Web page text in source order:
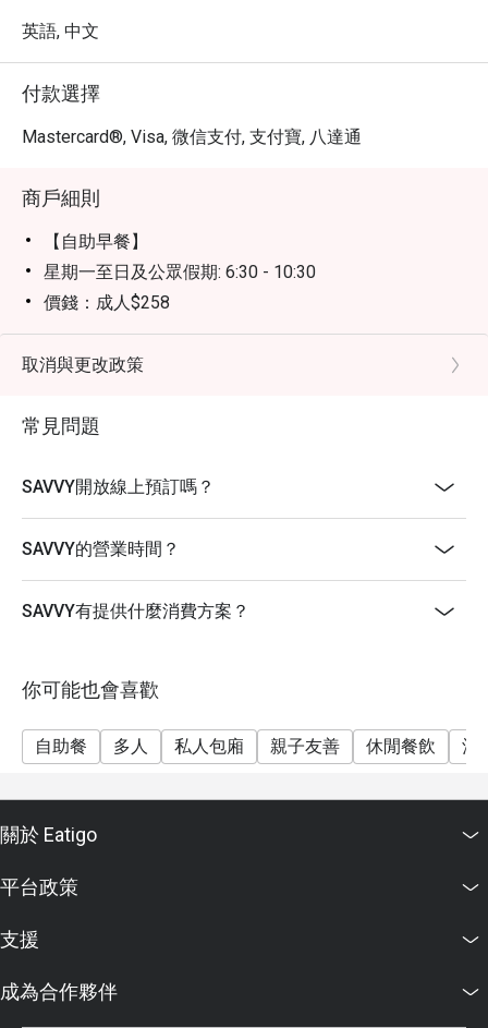
英語, 中文
付款選擇
Mastercard®, Visa, 微信支付, 支付寶, 八達通
商戶細則
【自助早餐】
星期一至日及公眾假期: 6:30 - 10:30
價錢：成人$258
【半自助午餐】
星期一至五、公眾假期除外： 12:00 - 14:30
【週末早午餐】
價錢：成人$538
【下午茶時段】
星期一至日：15:00 - 18:00
只提供單點食物
【晚餐時段】
價錢：每位 $888
整尚鐵板套餐 (六道菜 含澳洲龍蝦)
價錢：每位 $1288
【SAVVY 炙燒阿拉斯加帝王蟹龍蝦自助晚餐盛宴】
價錢：成人$778
SAVVY奉上火熱燒烤主題自助晚餐，食材珍貴豐盛，廚
取消與更改政策
常見問題
SAVVY開放線上預訂嗎？
SAVVY的營業時間？
SAVVY有提供什麼消費方案？
你可能也會喜歡
自助餐 多人 私人包廂 親子友善 休閒餐飲 酒
關於 Eatigo
平台政策
支援
成為合作夥伴